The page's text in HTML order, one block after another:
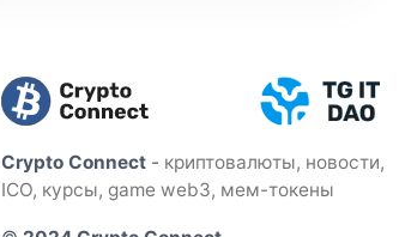
Crypto Connect - криптовалюты, новости,
ICO, курсы, game web3, мем-токены